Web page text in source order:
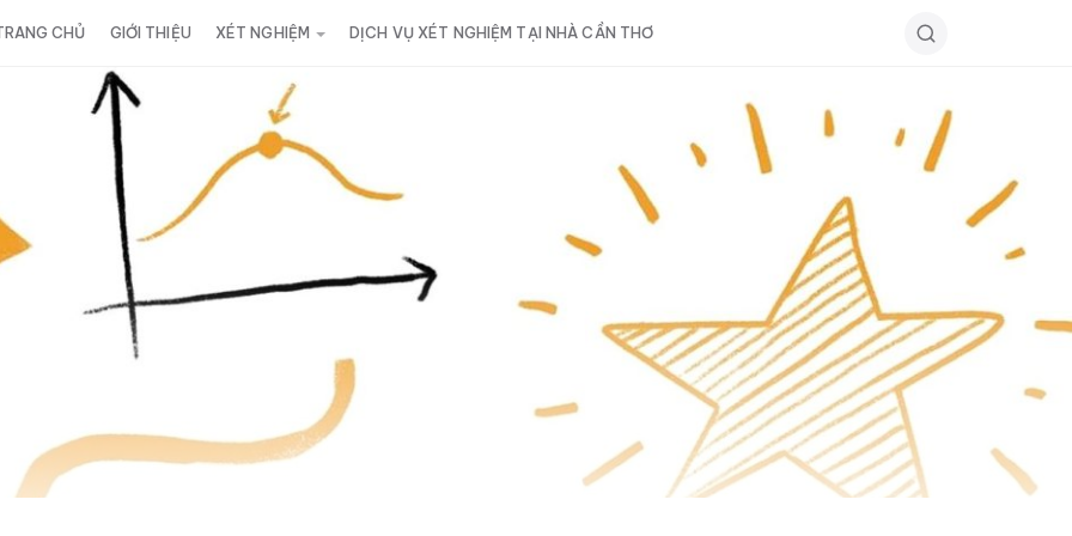
CHỦ GIỚI THIỆU XÉT NGHIỆM DỊCH VỤ XÉT NGHIỆM TẠI NHÀ CẦN THƠ